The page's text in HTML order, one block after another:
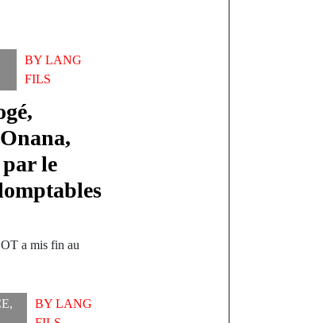
BY LANG
FILS
par le
a mis fin au
,
BY LANG